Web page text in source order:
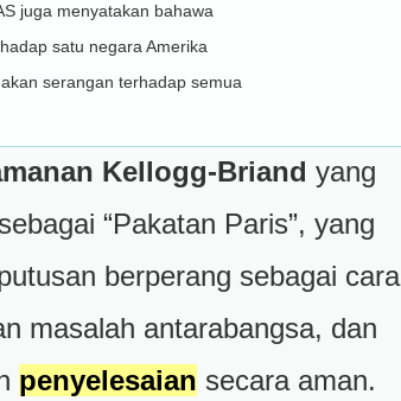
juga menyatakan bahawa
satu negara Amerika
serangan terhadap semua
Kellogg-Briand yang
“Pakatan Paris”, yang
berperang sebagai cara
masalah antarabangsa, dan
penyelesaian secara aman.